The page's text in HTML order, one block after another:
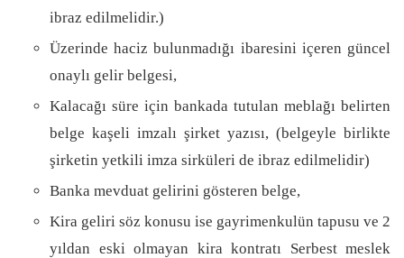
ibraz edilmelidir.)
Üzerinde haciz bulunmadığı ibaresini içeren güncel
onaylı gelir belgesi,
Kalacağı süre için bankada tutulan meblağı belirten
belge kaşeli imzalı şirket yazısı, (belgeyle birlikte
şirketin yetkili imza sirküleri de ibraz edilmelidir)
Banka mevduat gelirini gösteren belge,
Kira geliri söz konusu ise gayrimenkulün tapusu ve 2
yıldan eski olmayan kira kontratı Serbest meslek